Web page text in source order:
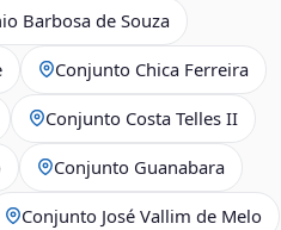
Barbosa de Souza
Conjunto Chica Ferreira
Conjunto Costa Telles II
Conjunto Guanabara
Conjunto José Vallim de Melo